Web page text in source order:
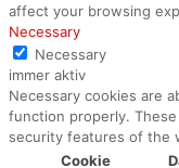
affect your browsing
Necessary
Necessary
immer aktiv
Necessary cookies are
function properly.
security features of the
Cookie